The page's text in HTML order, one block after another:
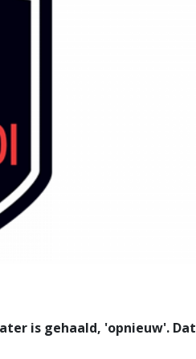
is gehaald, 'opnieuw'. Dat